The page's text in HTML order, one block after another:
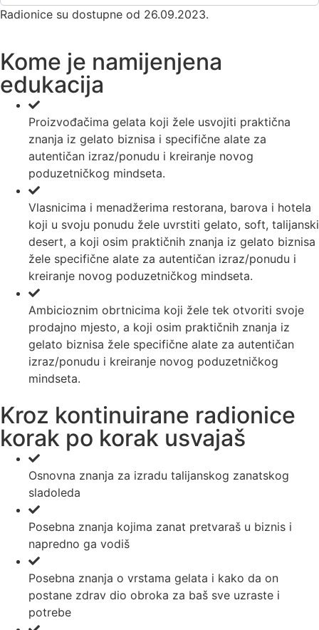
Radionice su dostupne od 26.09.2023.
Kome je namijenjena
edukacija
Proizvođačima gelata koji žele usvojiti praktična
znanja iz gelato biznisa i specifične alate za
autentičan izraz/ponudu i kreiranje novog
poduzetničkog mindseta.
Vlasnicima i menadžerima restorana, barova i hotela
koji u svoju ponudu žele uvrstiti gelato, soft, talijanski
desert, a koji osim praktičnih znanja iz gelato biznisa
žele specifične alate za autentičan izraz/ponudu i
kreiranje novog poduzetničkog mindseta.
Ambicioznim obrtnicima koji žele tek otvoriti svoje
prodajno mjesto, a koji osim praktičnih znanja iz
gelato biznisa žele specifične alate za autentičan
izraz/ponudu i kreiranje novog poduzetničkog
mindseta.
Kroz kontinuirane radionice
korak po korak usvajaš
Osnovna znanja za izradu talijanskog zanatskog
sladoleda
Posebna znanja kojima zanat pretvaraš u biznis i
napredno ga vodiš
Posebna znanja o vrstama gelata i kako da on
postane zdrav dio obroka za baš sve uzraste i
potrebe